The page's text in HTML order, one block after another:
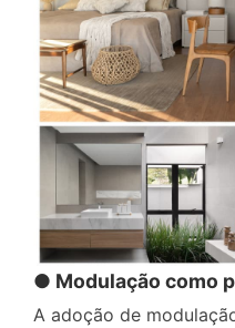
● Modulação como
A adoção de